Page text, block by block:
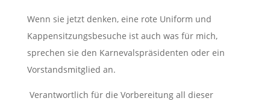
Wenn sie jetzt denken, eine rote Uniform und
Kappensitzungsbesuche ist auch was für mich,
sprechen sie den Karnevalspräsidenten oder ein
Vorstandsmitglied an.
Verantwortlich für die Vorbereitung all dieser